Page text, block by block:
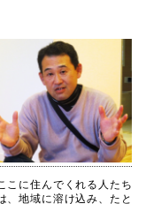
こに住んでくれる人たち
、地域に溶け込み、たと